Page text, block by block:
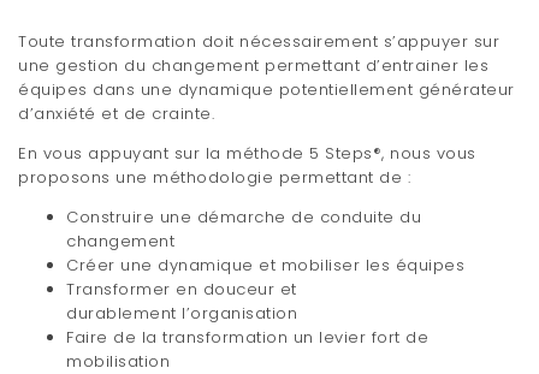
t
i
o
Toute transformation doit nécessairement s’appuyer sur
une gestion du changement permettant d’entrainer les
équipes dans une dynamique potentiellement générateur
d’anxiété et de crainte.
En vous appuyant sur la méthode 5 Steps®, nous vous
proposons une méthodologie permettant de :
Construire une démarche de conduite du
changement
Créer une dynamique et mobiliser les équipes
Transformer en douceur et
durablement l’organisation
Faire de la transformation un levier fort de
mobilisation